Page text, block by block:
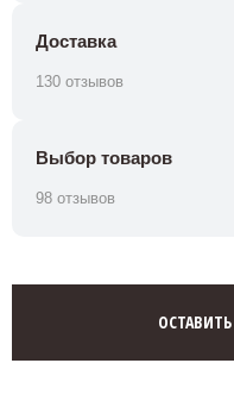
Доставка
130 отзывов
Выбор товаров
98 отзывов